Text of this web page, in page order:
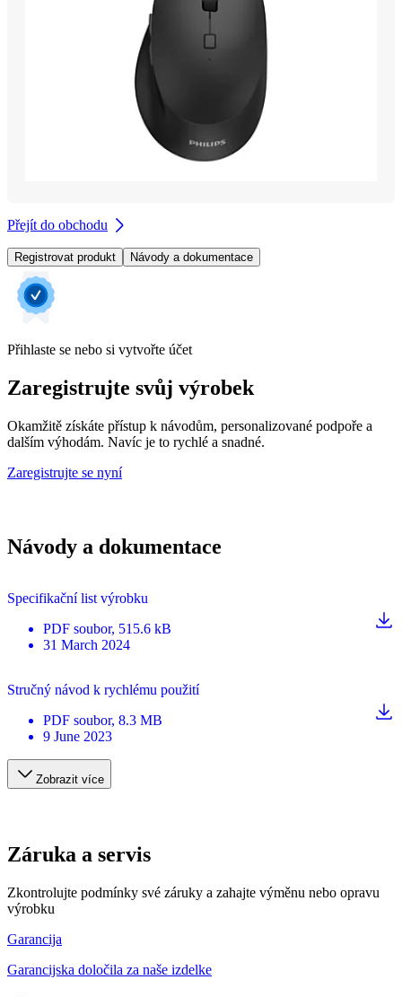
Přejít do obchodu
Registrovat produkt Návody a dokumentace
Přihlaste se nebo si vytvořte účet
Zaregistrujte svůj výrobek
Okamžitě získáte přístup k návodům, personalizované podpoře a
dalším výhodám. Navíc je to rychlé a snadné.
Zaregistrujte se nyní
Návody a dokumentace
Specifikační list výrobku
PDF soubor, 515.6 kB
31 March 2024
Stručný návod k rychlému použití
PDF soubor, 8.3 MB
9 June 2023
Zobrazit více
Záruka a servis
Zkontrolujte podmínky své záruky a zahajte výměnu nebo opravu
výrobku
Garancija
Garancijska določila za naše izdelke